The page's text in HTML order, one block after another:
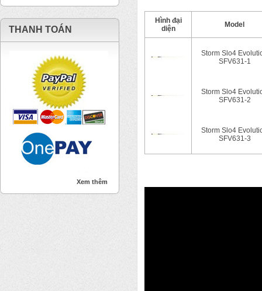
THANH TOÁN
Xem thêm
Hình đại
diện
Model
Storm Slo4
SFV631-1
Storm Slo4
SFV631-2
Storm Slo4
SFV631-3